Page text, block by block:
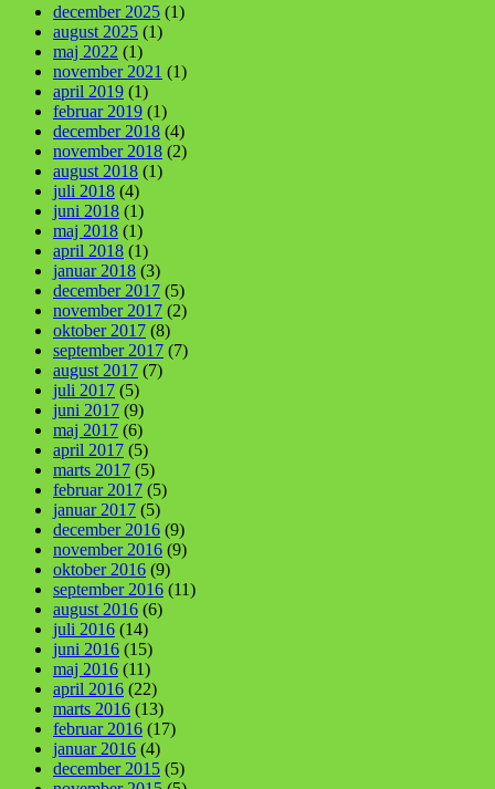
december 2025 (1)
august 2025 (1)
maj 2022 (1)
november 2021 (1)
april 2019 (1)
februar 2019 (1)
december 2018 (4)
november 2018 (2)
august 2018 (1)
juli 2018 (4)
juni 2018 (1)
maj 2018 (1)
april 2018 (1)
januar 2018 (3)
december 2017 (5)
november 2017 (2)
oktober 2017 (8)
september 2017 (7)
august 2017 (7)
juli 2017 (5)
juni 2017 (9)
maj 2017 (6)
april 2017 (5)
marts 2017 (5)
februar 2017 (5)
januar 2017 (5)
december 2016 (9)
november 2016 (9)
oktober 2016 (9)
september 2016 (11)
august 2016 (6)
juli 2016 (14)
juni 2016 (15)
maj 2016 (11)
april 2016 (22)
marts 2016 (13)
februar 2016 (17)
januar 2016 (4)
december 2015 (5)